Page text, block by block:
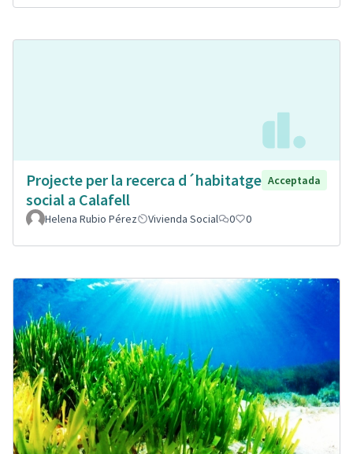
Projecte per la recerca d´habitatge
social a Calafell
Acceptada
Helena Rubio Pérez Vivienda Social 0 0